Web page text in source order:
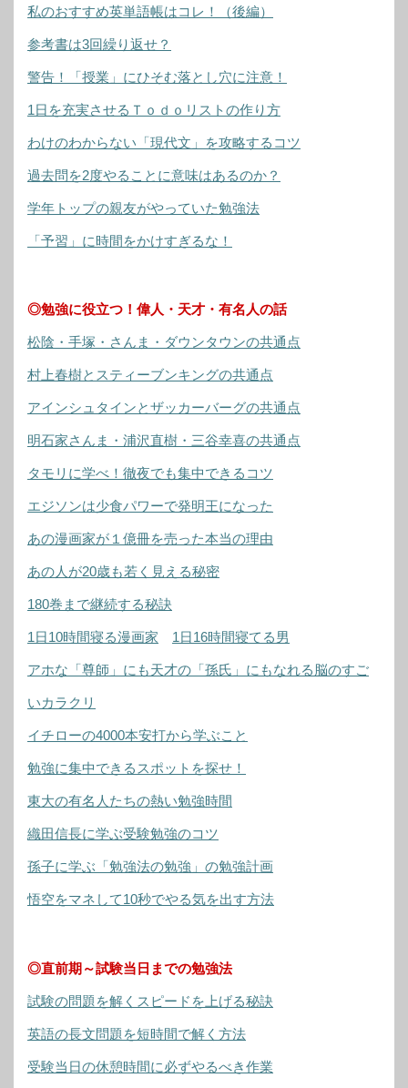
私のおすすめ英単語帳はコレ！（後編）
参考書は3回繰り返せ？
警告！「授業」にひそむ落とし穴に注意！
1日を充実させるＴｏｄｏリストの作り方
わけのわからない「現代文」を攻略するコツ
過去問を2度やることに意味はあるのか？
学年トップの親友がやっていた勉強法
「予習」に時間をかけすぎるな！
◎勉強に役立つ！偉人・天才・有名人の話
松陰・手塚・さんま・ダウンタウンの共通点
村上春樹とスティーブンキングの共通点
アインシュタインとザッカーバーグの共通点
明石家さんま・浦沢直樹・三谷幸喜の共通点
タモリに学べ！徹夜でも集中できるコツ
エジソンは少食パワーで発明王になった
あの漫画家が１億冊を売った本当の理由
あの人が20歳も若く見える秘密
180巻まで継続する秘訣
1日10時間寝る漫画家 1日16時間寝てる男
アホな「尊師」にも天才の「孫氏」にもなれる脳のすご
いカラクリ
イチローの4000本安打から学ぶこと
勉強に集中できるスポットを探せ！
東大の有名人たちの熱い勉強時間
織田信長に学ぶ受験勉強のコツ
孫子に学ぶ「勉強法の勉強」の勉強計画
悟空をマネして10秒でやる気を出す方法
◎直前期～試験当日までの勉強法
試験の問題を解くスピードを上げる秘訣
英語の長文問題を短時間で解く方法
受験当日の休憩時間に必ずやるべき作業